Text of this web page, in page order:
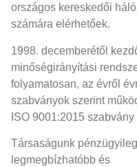
országos kereskedői
számára elérhetőek.
1998. decemberétől
minőségirányítási
folyamatosan, az évről
szabványok szerint
ISO 9001:2015
Társaságunk
legmegbízhatóbb és